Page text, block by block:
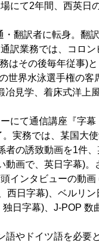
にて2年間、西英日
翻訳者に転身。翻
訳業務では、コロ
はその後毎年従事)
世界水泳選手権の客
見学、着床式洋上
にて通信講座『字
実務では、某国大
者の誘致動画を1件
画で、英日字幕)
インタビューの動画
西日字幕)、ベルリ
日字幕)、J-POP 数
やドイツ語を必要